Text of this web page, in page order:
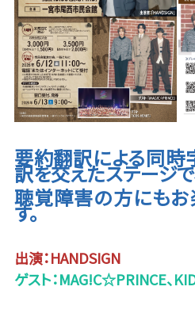
要約翻訳による同
訳を交えたステージで
聴覚障害の方にも
す。
出演：HANDSIGN
ゲスト：MAG!C☆PRINCE、